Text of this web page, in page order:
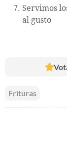
Servimos
al gusto
Frituras